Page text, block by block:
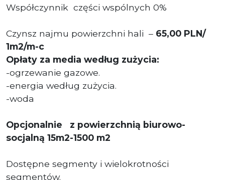
Współczynnik części wspólnych 0%
Czynsz najmu powierzchni hali – 65,00 PLN/
1m2/m-c
Opłaty za media według zużycia:
-ogrzewanie gazowe.
-energia według zużycia.
-woda
Opcjonalnie z powierzchnią biurowo-
socjalną 15m2-1500 m2
Dostępne segmenty i wielokrotności
segmentów.